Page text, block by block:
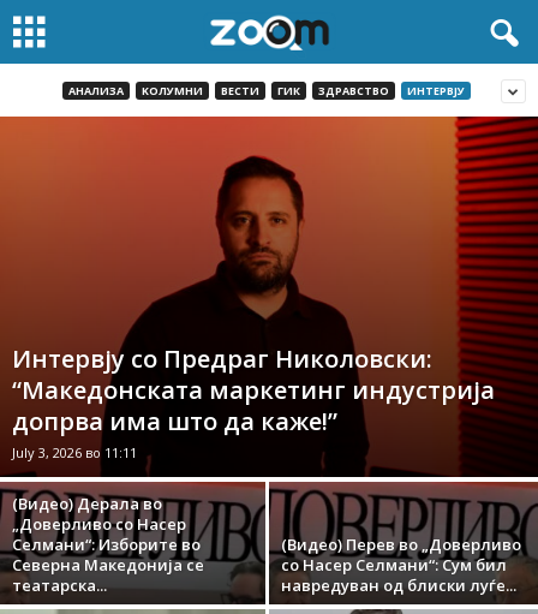
AНАЛИЗА KОЛУМНИ ВЕСТИ ГИК ЗДРАВСТВО ИНТЕРВЈУ
Интервју со Предраг Николовски:
“Македонската маркетинг индустрија
допрва има што да каже!”
July 3, 2026 во 11:11
(Видео) Дерала во
„Доверливо со Насер
Селмани“: Изборите во
Северна Македонија се
театарска...
(Видео) Перев во „Доверливо
со Насер Селмани“: Сум бил
навредуван од блиски луѓе...